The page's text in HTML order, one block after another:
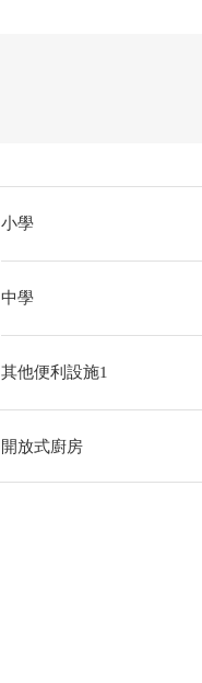
小學
中學
其他便利設施1
開放式廚房